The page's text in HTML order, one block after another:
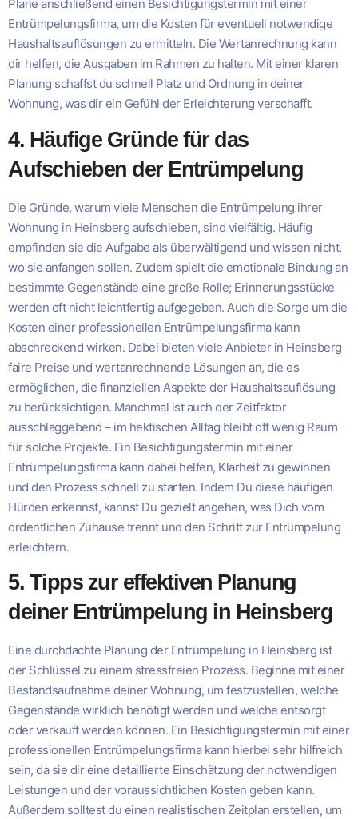
Plane anschließend einen Besichtigungstermin mit einer
Entrümpelungsfirma, um die Kosten für eventuell notwendige
Haushaltsauflösungen zu ermitteln. Die Wertanrechnung kann
dir helfen, die Ausgaben im Rahmen zu halten. Mit einer klaren
Planung schaffst du schnell Platz und Ordnung in deiner
Wohnung, was dir ein Gefühl der Erleichterung verschafft.
4. Häufige Gründe für das
Aufschieben der Entrümpelung
Die Gründe, warum viele Menschen die Entrümpelung ihrer
Wohnung in Heinsberg aufschieben, sind vielfältig. Häufig
empfinden sie die Aufgabe als überwältigend und wissen nicht,
wo sie anfangen sollen. Zudem spielt die emotionale Bindung an
bestimmte Gegenstände eine große Rolle; Erinnerungsstücke
werden oft nicht leichtfertig aufgegeben. Auch die Sorge um die
Kosten einer professionellen Entrümpelungsfirma kann
abschreckend wirken. Dabei bieten viele Anbieter in Heinsberg
faire Preise und wertanrechnende Lösungen an, die es
ermöglichen, die finanziellen Aspekte der Haushaltsauflösung
zu berücksichtigen. Manchmal ist auch der Zeitfaktor
ausschlaggebend – im hektischen Alltag bleibt oft wenig Raum
für solche Projekte. Ein Besichtigungstermin mit einer
Entrümpelungsfirma kann dabei helfen, Klarheit zu gewinnen
und den Prozess schnell zu starten. Indem Du diese häufigen
Hürden erkennst, kannst Du gezielt angehen, was Dich vom
ordentlichen Zuhause trennt und den Schritt zur Entrümpelung
erleichtern.
5. Tipps zur effektiven Planung
deiner Entrümpelung in Heinsberg
Eine durchdachte Planung der Entrümpelung in Heinsberg ist
der Schlüssel zu einem stressfreien Prozess. Beginne mit einer
Bestandsaufnahme deiner Wohnung, um festzustellen, welche
Gegenstände wirklich benötigt werden und welche entsorgt
oder verkauft werden können. Ein Besichtigungstermin mit einer
professionellen Entrümpelungsfirma kann hierbei sehr hilfreich
sein, da sie dir eine detaillierte Einschätzung der notwendigen
Leistungen und der voraussichtlichen Kosten geben kann.
Außerdem solltest du einen realistischen Zeitplan erstellen, um